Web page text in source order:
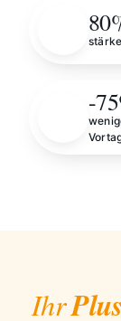
-
IhrPlus